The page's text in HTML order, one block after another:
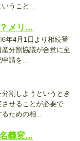
うこと...
メリ...
年4月1日より相続登
分割協議が合意に至
請を...
割しようというとき
せることが必要で
ための相...
義変...